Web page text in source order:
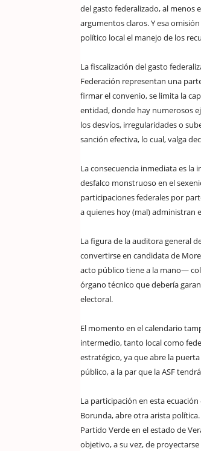
del gasto federalizado, al menos
argumentos claros. Y esa
político local el manejo de los
La fiscalización del gasto
Federación representan una
firmar el convenio, se limita la
entidad, donde hay numerosos
los desvíos, irregularidades o
sanción efectiva, lo cual, valga
La consecuencia inmediata es
desfalco monstruoso en el
participaciones federales por
a quienes hoy (mal) administran
La figura de la auditora general
convertirse en candidata de
acto público tiene a la mano—
órgano técnico que debería
electoral.
El momento en el calendario
intermedio, tanto local como
estratégico, ya que abre la
público, a la par que la ASF
La participación en esta
Borunda, abre otra arista
Partido Verde en el estado de
objetivo, a su vez, de